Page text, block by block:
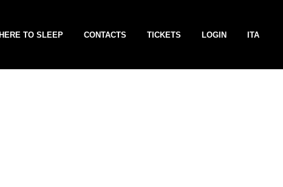
ITA
LOGIN
TICKETS
CONTACTS
TO SLEEP